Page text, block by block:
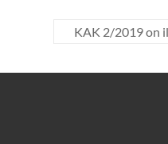
KAK 2/2019 on